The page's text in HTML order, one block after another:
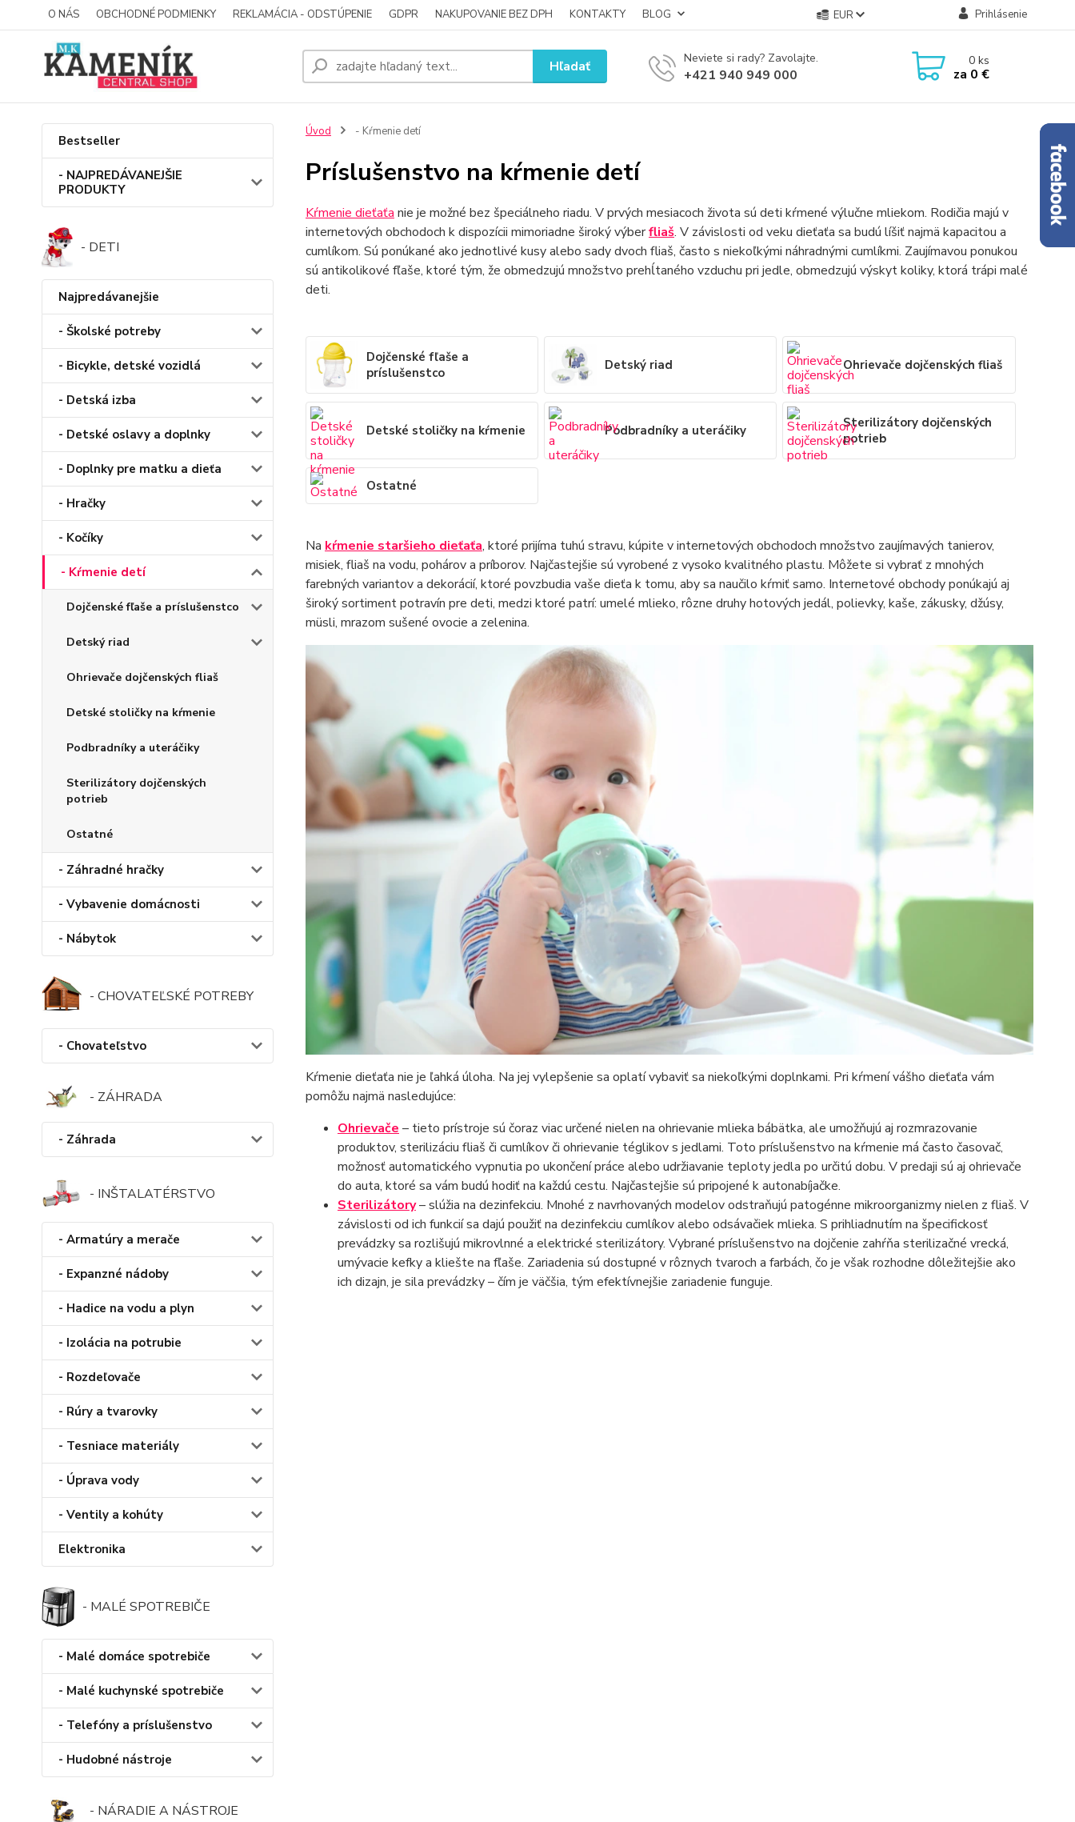
O NÁS OBCHODNÉ PODMIENKY REKLAMÁCIA - ODSTÚPENIE GDPR NAKUPOVANIE BEZ DPH KONTAKTY BLOG EUR Prihlásenie
Hľadať Neviete si rady? Zavolajte.
+421 940 949 000
0ks
za 0 €
Bestseller
- NAJPREDÁVANEJŠIE
PRODUKTY
- DETI
Najpredávanejšie
- Školské potreby
- Bicykle, detské vozidlá
- Detská izba
- Detské oslavy a doplnky
- Doplnky pre matku a dieťa
- Hračky
- Kočíky
- Kŕmenie detí
Dojčenské fľaše a príslušenstco
Detský riad
Ohrievače dojčenských fliaš
Detské stoličky na kŕmenie
Podbradníky a uteráčiky
Sterilizátory dojčenských
potrieb
Ostatné
- Záhradné hračky
- Vybavenie domácnosti
- Nábytok
- CHOVATEĽSKÉ POTREBY
- Chovateľstvo
- ZÁHRADA
- Záhrada
- INŠTALATÉRSTVO
- Armatúry a merače
- Expanzné nádoby
- Hadice na vodu a plyn
- Izolácia na potrubie
- Rozdeľovače
- Rúry a tvarovky
- Tesniace materiály
- Úprava vody
- Ventily a kohúty
Elektronika
- MALÉ SPOTREBIČE
- Malé domáce spotrebiče
- Malé kuchynské spotrebiče
- Telefóny a príslušenstvo
- Hudobné nástroje
- NÁRADIE A NÁSTROJE
Úvod - Kŕmenie detí
Príslušenstvo na kŕmenie detí
Kŕmenie dieťaťa nie je možné bez špeciálneho riadu. V prvých mesiacoch života sú deti kŕmené výlučne mliekom. Rodičia majú v
internetových obchodoch k dispozícii mimoriadne široký výberfliaš. V závislosti od veku dieťaťa sa budú líšiť najmä kapacitou a
cumlíkom. Sú ponúkané ako jednotlivé kusy alebo sady dvoch fliaš, často s niekoľkými náhradnými cumlíkmi. Zaujímavou ponukou
sú antikolikové fľaše, ktoré tým, že obmedzujú množstvo prehĺtaného vzduchu pri jedle, obmedzujú výskyt koliky, ktorá trápi malé
deti.
Dojčenské fľaše a
príslušenstco
Detský riad Ohrievače dojčenských fliaš
Detské stoličky na kŕmenie Podbradníky a uteráčiky
Sterilizátory dojčenských
potrieb
Ostatné
Na kŕmenie staršieho dieťaťa, ktoré prijíma tuhú stravu, kúpite v internetových obchodoch množstvo zaujímavých tanierov,
misiek, fliaš na vodu, pohárov a príborov. Najčastejšie sú vyrobené z vysoko kvalitného plastu. Môžete si vybrať z mnohých
farebných variantov a dekorácií, ktoré povzbudia vaše dieťa k tomu, aby sa naučilo kŕmiť samo. Internetové obchody ponúkajú aj
široký sortiment potravín pre deti, medzi ktoré patrí: umelé mlieko, rôzne druhy hotových jedál, polievky, kaše, zákusky, džúsy,
müsli, mrazom sušené ovocie a zelenina.
Kŕmenie dieťaťa nie je ľahká úloha. Na jej vylepšenie sa oplatí vybaviť sa niekoľkými doplnkami. Pri kŕmení vášho dieťaťa vám
pomôžu najmä nasledujúce:
Ohrievače – tieto prístroje sú čoraz viac určené nielen na ohrievanie mlieka bábätka, ale umožňujú aj rozmrazovanie
produktov, sterilizáciu fliaš či cumlíkov či ohrievanie téglikov s jedlami. Toto príslušenstvo na kŕmenie má často časovač,
možnosť automatického vypnutia po ukončení práce alebo udržiavanie teploty jedla po určitú dobu. V predaji sú aj ohrievače
do auta, ktoré sa vám budú hodiť na každú cestu. Najčastejšie sú pripojené k autonabíjačke.
Sterilizátory– slúžia na dezinfekciu. Mnohé z navrhovaných modelov odstraňujú patogénne mikroorganizmy nielen z fliaš. V
závislosti od ich funkcií sa dajú použiť na dezinfekciu cumlíkov alebo odsávačiek mlieka. S prihliadnutím na špecifickosť
prevádzky sa rozlišujú mikrovlnné a elektrické sterilizátory. Vybrané príslušenstvo na dojčenie zahŕňa sterilizačné vrecká,
umývacie kefky a kliešte na fľaše. Zariadenia sú dostupné v rôznych tvaroch a farbách, čo je však rozhodne dôležitejšie ako
ich dizajn, je sila prevádzky – čím je väčšia, tým efektívnejšie zariadenie funguje.